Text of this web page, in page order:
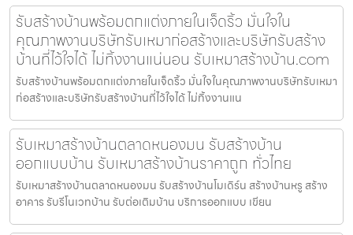
รับสร้างบ้านพร้อมตกแต่งภายในเจ็ดริ้ว มั่นใจใน
คุณภาพงานบริษัทรับเหมาก่อสร้างและบริษัทรับสร้าง
บ้านที่ไว้ใจได้ ไม่ทิ้งงานแน่นอน รับเหมาสร้างบ้าน.com
รับสร้างบ้านพร้อมตกแต่งภายในเจ็ดริ้ว มั่นใจในคุณภาพงานบริษัทรับเหมา
ก่อสร้างและบริษัทรับสร้างบ้านที่ไว้ใจได้ ไม่ทิ้งงานแน
รับเหมาสร้างบ้านตลาดหนองมน รับสร้างบ้าน
ออกแบบบ้าน รับเหมาสร้างบ้านราคาถูก ทั่วไทย
รับเหมาสร้างบ้านตลาดหนองมน รับสร้างบ้านโมเดิร์น สร้างบ้านหรู สร้าง
อาคาร รับรีโนเวทบ้าน รับต่อเติมบ้าน บริการออกแบบ เขียน